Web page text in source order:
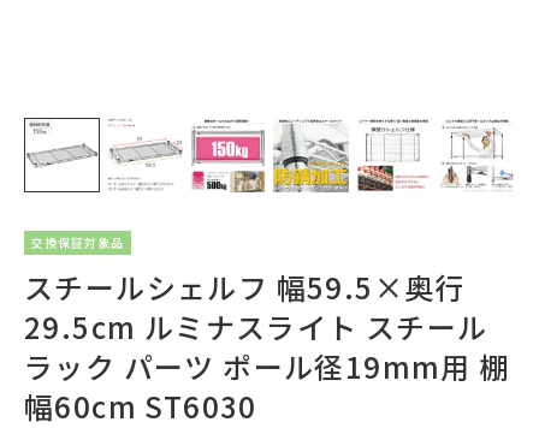
交換保証対象品
スチールシェルフ 幅59.5×奥行
29.5cm ルミナスライト スチール
ラック パーツ ポール径19mm用 棚
幅60cm ST6030